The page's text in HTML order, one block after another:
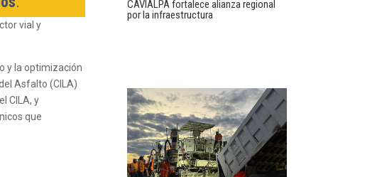
vial y
y la optimización
Asfalto (CILA)
CILA, y
que
CAVIALPA fortalece alianza regional
por la infraestructura